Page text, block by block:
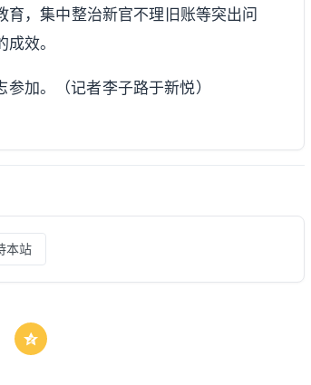
，集中整治新官不理旧账等突出问
效。
加。（记者李子路于新悦）
本站
